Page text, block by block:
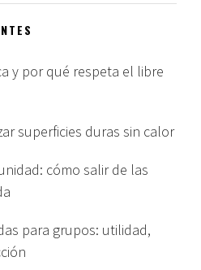
y por qué respeta el libre
superficies duras sin calor
cómo salir de las
para grupos: utilidad,